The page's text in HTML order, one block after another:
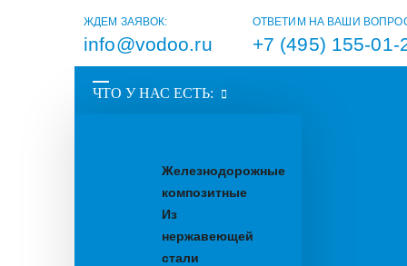
ЖДЕМ ЗАЯВОК:
info@vodoo.ru
ОТВЕТИМ НА ВАШИ
+7 (495) 155-01-
ЧТО У НАС ЕСТЬ:
Железнодорожные
композитные
Из
нержавеющей
стали